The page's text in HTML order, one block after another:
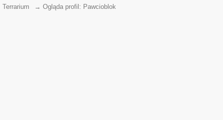
Terrarium → Ogląda profil: Pawcioblok